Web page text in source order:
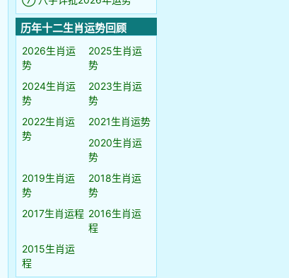
历年十二生肖运势回顾
2026生肖运
势
2025生肖运
势
2024生肖运
势
2023生肖运
势
2022生肖运
势
2021生肖运势
2020生肖运
势
2019生肖运
势
2018生肖运
势
2017生肖运程 2016生肖运
程
2015生肖运
程